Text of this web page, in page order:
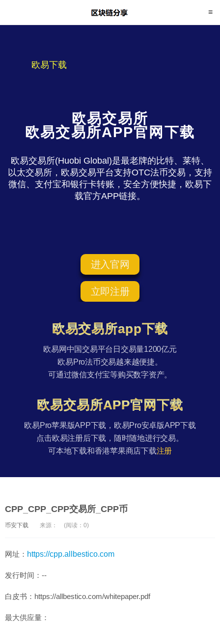
欧易下载
欧易交易所
欧易交易所APP官网下载
欧易交易所(Huobi Global)是最老牌的比特、莱特、
以太交易所，欧易交易平台支持OTC法币交易，支持
微信、支付宝和银行卡转账，安全方便快捷，欧易下
载官方APP链接。
进入官网
立即注册
欧易交易所app下载
欧易网中国交易平台日交易量1200亿元
欧易Pro法币交易越来越便捷。
可通过微信支付宝等购买数字资产。
欧易交易所APP官网下载
欧易Pro苹果版APP下载，欧易Pro安卓版APP下载
点击欧易注册后下载，随时随地进行交易。
可本地下载和香港苹果商店下载注册
CPP_CPP_CPP交易所_CPP币
币安下载 来源： (阅读：0)
网址： https://cpp.allbestico.com
发行时间：--
白皮书：https://allbestico.com/whitepaper.pdf
最大供应量：